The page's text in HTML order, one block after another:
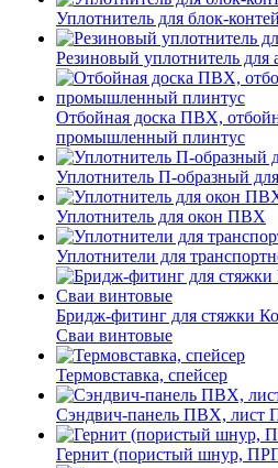
Уплотнитель для блок-
Резиновый уплотнитель
Отбойная доска ПВХ,
промышленный плинтус
Уплотнитель П-образный
Уплотнитель для окон ПВХ
Уплотнители для
Бридж-фитинг для стяжки
Сваи винтовые
Термовставка, спейсер
Сэндвич-панель ПВХ, лист
Гернит (пористый шнур,